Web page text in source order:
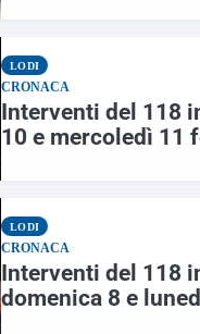
LODI
CRONACA
Interventi del 118
10 e mercoledì 11
LODI
CRONACA
Interventi del 118
domenica 8 e